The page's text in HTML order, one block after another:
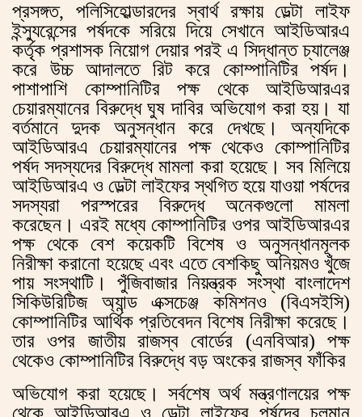
প্রসঙ্গত, পলিসিহোল্ডারদের স্বার্থ রক্ষায় ডেল্টা লাইফ
ইন্স্যুরেন্সের পর্ষদকে সরিয়ে দিয়ে সেখানে আইডিআরএ
কর্তৃক প্রশাসক নিয়োগ দেয়ার পরই এ সিদ্ধান্ত চ্যালেঞ্জ
করে উচ্চ আদালতে রিট করে কোম্পানিটির পর্ষদ।
পাশাপাশি কোম্পানিটির পক্ষ থেকে আইডিআরএর
চেয়ারম্যানের বিরুদ্ধে ঘুষ দাবির অভিযোগ করা হয়। যা
বর্তমানে দুদক অনুসন্ধান করে দেখছে। অন্যদিকে
আইডিআরএ চেয়ারম্যানের পক্ষ থেকেও কোম্পানিটির
পর্ষদ সদস্যদের বিরুদ্ধে মামলা করা হয়েছে। সব মিলিয়ে
আইডিআরএ ও ডেল্টা লাইফের স্থগিত হয়ে যাওয়া পর্ষদের
সদস্যরা পরস্পরের বিরুদ্ধে অনেকগুলো মামলা
করেছেন। এরই মধ্যে কোম্পানিটির ওপর আইডিআরএর
পক্ষ থেকে বেশ কয়েকটি বিশেষ ও অনুসন্ধানমূলক
নিরীক্ষা করানো হয়েছে এবং এতে বেশকিছু অনিয়মও খুঁজে
পায় সংস্থাটি। পুঁজিবাজার নিয়ন্ত্রক সংস্থা বাংলাদেশ
সিকিউরিটিজ অ্যান্ড এক্সচেঞ্জ কমিশনও (বিএসইসি)
কোম্পানিটির আর্থিক প্রতিবেদন বিশেষ নিরীক্ষা করেছে।
তার ওপর জাতীয় রাজস্ব বোর্ডের (এনবিআর) পক্ষ
থেকেও কোম্পানিটির বিরুদ্ধে বড় অংকের রাজস্ব ফাঁকির
অভিযোগ করা হয়েছে। সর্বশেষ অর্থ মন্ত্রণালয়ের পক্ষ